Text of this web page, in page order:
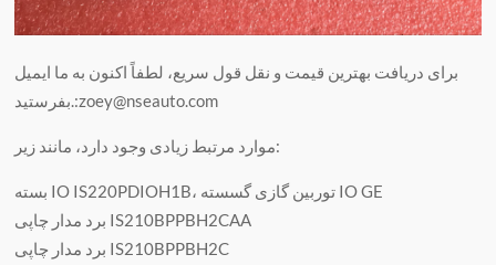
برای دریافت بهترین قیمت و نقل قول سریع، لطفاً اکنون به ما ایمیل
بفرستید.:zoey@nseauto.com
موارد مرتبط زیادی وجود دارد، مانند زیر:
بسته IO IS220PDIOH1B، توربین گازی گسسته IO GE
برد مدار چاپی IS210BPPBH2CAA
برد مدار چاپی IS210BPPBH2C